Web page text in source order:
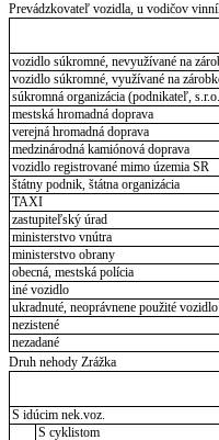
Prevádzkovateľ vozidla, u vodičov
vozidlo súkromné, nevyužívané na
vozidlo súkromné, využívané na
súkromná organizácia (podnikateľ,
mestská hromadná doprava
verejná hromadná doprava
medzinárodná kamiónová doprava
vozidlo registrované mimo územia SR
štátny podnik, štátna organizácia
TAXI
zastupiteľský úrad
ministerstvo vnútra
ministerstvo obrany
obecná, mestská polícia
iné vozidlo
ukradnuté, neoprávnene použité vozidlo
nezistené
nezadané
Druh nehody Zrážka
S idúcim nek.voz.
S cyklistom